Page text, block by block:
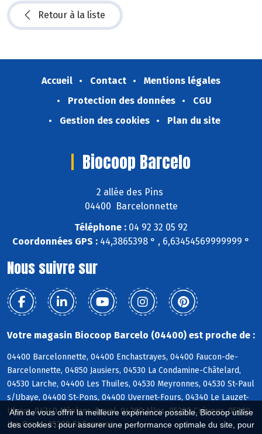
Afin de vous offrir la meilleure expérience possible, Biocoop utilise
des cookies : pour assurer une performance optimale du site, pour
Retour à la liste
Accueil Contact
Mentions légales
Protection des données
CGU
Gestion des cookies
Plan du site
Biocoop Barcelo
2 allée des Pins
04400 Barcelonnette
Téléphone : 04 92 32 05 92
Coordonnées GPS : 44,3865398 ° , 6,63454569999999 °
Nous suivre sur
Votre magasin Biocoop Barcelo (04400) est proche de :
04400 Barcelonnette, 04400 Enchastrayes, 04400 Faucon-de-
Barcelonnette, 04850 Jausiers, 04530 La Condamine-Châtelard,
04530 Larche, 04400 Les Thuiles, 04530 Meyronnes, 04530 St-Paul
s/Ubaye, 04400 St-Pons, 04400 Uvernet-Fours, 04340 Le Lauzet-
Ubaye, 04340 Méolans-Revel, 04260 Allos, 05200 Crévoux, 05200
Les Orres, 05200 St-Sauveur